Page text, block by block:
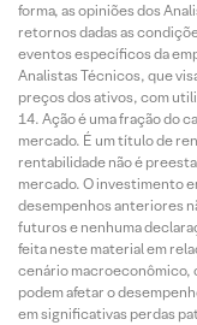
forma, as opiniões dos
retornos dadas as
eventos específicos da
Analistas Técnicos, que
preços dos ativos, com
Ação é uma fração do
mercado. É um título de
rentabilidade não é
mercado. O investimento
desempenhos anteriores
futuros e nenhuma
feita neste material em
cenário macroeconômico,
podem afetar o
em significativas perdas